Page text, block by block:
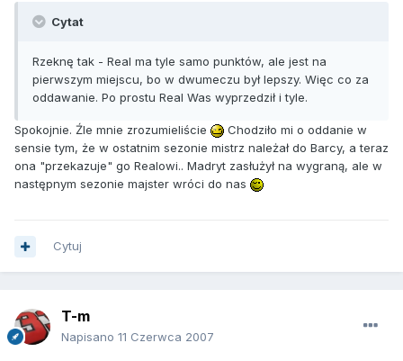
Cytat
Rzeknę tak - Real ma tyle samo punktów, ale jest na
pierwszym miejscu, bo w dwumeczu był lepszy. Więc co za
oddawanie. Po prostu Real Was wyprzedził i tyle.
Spokojnie. Źle mnie zrozumieliście
Chodziło mi o oddanie w
sensie tym, że w ostatnim sezonie mistrz należał do Barcy, a teraz
ona "przekazuje" go Realowi.. Madryt zasłużył na wygraną, ale w
następnym sezonie majster wróci do nas
Cytuj
T-m
Napisano 11 Czerwca 2007